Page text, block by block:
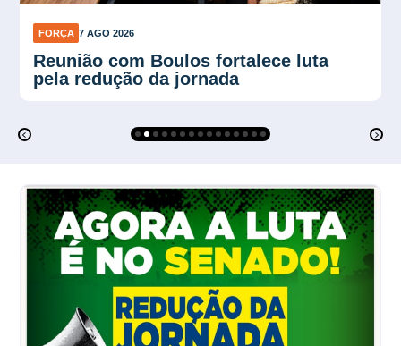
FORÇA 7 AGO 2026
Plano Verão reforça proteção contra
calor no trabalho